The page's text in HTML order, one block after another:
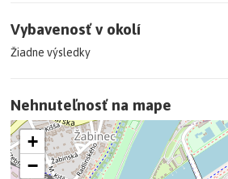
Vybavenosť v okolí
Žiadne výsledky
Nehnuteľnosť na mape
+
−